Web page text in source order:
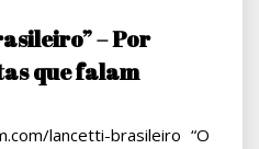
– Por
que falam
lancetti-brasileiro “O